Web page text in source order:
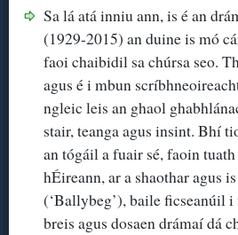
Sa lá atá inniu ann, is é an
(1929-2015) an duine is mó
faoi chaibidil sa chúrsa seo.
agus é i mbun
ngleic leis an ghaol
stair, teanga agus insint. Bhí
an tógáil a fuair sé, faoin
hÉireann, ar a shaothar agus
(‘Ballybeg’), baile ficseanúil
breis agus dosaen drámaí dá